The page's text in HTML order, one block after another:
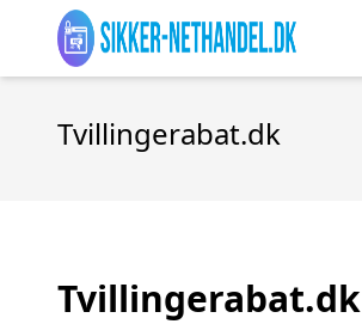
Tvillingerabat.dk
Tvillingerabat.dk